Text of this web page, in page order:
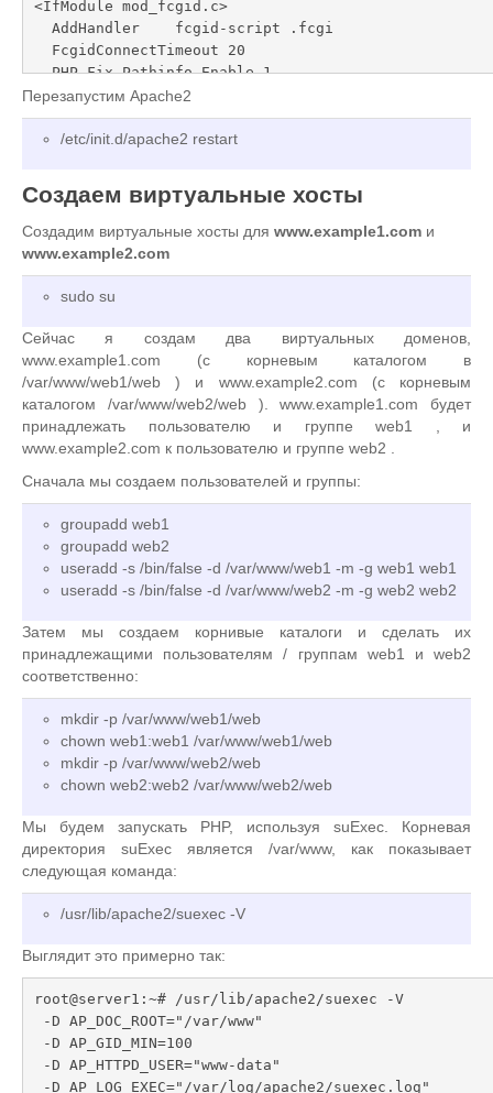
<IfModule mod_fcgid.c>
  PHP_Fix_Pathinfo_Enable 1
</IfModule>
Перезапустим Apache2
/etc/init.d/apache2 restart
Создаем виртуальные хосты
Создадим виртуальные хосты для www.example1.com и
www.example2.com
sudo su
Сейчас я создам два виртуальных доменов,
www.example1.com (с корневым каталогом в
/var/www/web1/web ) и www.example2.com (с корневым
каталогом /var/www/web2/web ). www.example1.com будет
принадлежать пользователю и группе web1 , и
www.example2.com к пользователю и группе web2 .
Сначала мы создаем пользователей и группы:
groupadd web1
groupadd web2
useradd -s /bin/false -d /var/www/web1 -m -g web1 web1
useradd -s /bin/false -d /var/www/web2 -m -g web2 web2
Затем мы создаем корнивые каталоги и сделать их
принадлежащими пользователям / группам web1 и web2
соответственно:
mkdir -p /var/www/web1/web
chown web1:web1 /var/www/web1/web
mkdir -p /var/www/web2/web
chown web2:web2 /var/www/web2/web
Мы будем запускать PHP, используя suExec. Корневая
директория suExec является /var/www, как показывает
следующая команда:
/usr/lib/apache2/suexec -V
Выглядит это примерно так:
root@server1:~# /usr/lib/apache2/suexec -V